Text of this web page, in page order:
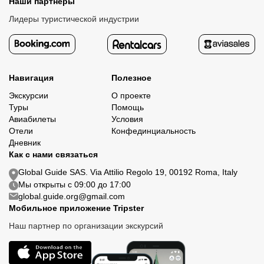
Лидеры туристической индустрии
Навигация
Экскурсии
Туры
Авиабилеты
Отели
Дневник
Полезное
О проекте
Помощь
Условия
Конфединциальность
Как с нами связаться
Global Guide SAS. Via Attilio Regolo 19, 00192 Roma, Italy
Мы открыты с 09:00 до 17:00
global.guide.org@gmail.com
Мобильное приложение Tripster
Наш партнер по организации экскурсий